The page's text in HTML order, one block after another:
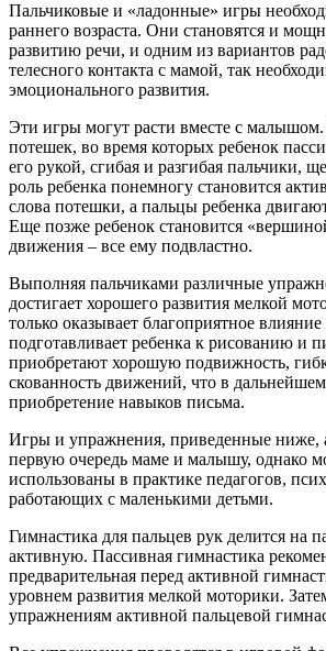
Пальчиковые и «ладонные» игры
раннего возраста. Они становятся и
развитию речи, и одним из вариантов
телесного контакта с мамой, так
эмоционального развития.
Эти игры могут расти вместе с малышом.
потешек, во время которых ребенок
его рукой, сгибая и разгибая пальчики,
роль ребенка понемногу становится
слова потешки, а пальцы ребенка
Еще позже ребенок становится
движения – все ему подвластно.
Выполняя пальчиками различные
достигает хорошего развития мелкой
только оказывает благоприятное
подготавливает ребенка к рисованию и
приобретают хорошую подвижность,
скованность движений, что в
приобретение навыков письма.
Игры и упражнения, приведенные ниже,
первую очередь маме и малышу, однако
использованы в практике педагогов,
работающих с маленькими детьми.
Гимнастика для пальцев рук делится на
активную. Пассивная гимнастика
предварительная перед активной
уровнем развития мелкой моторики.
упражнениям активной пальцевой